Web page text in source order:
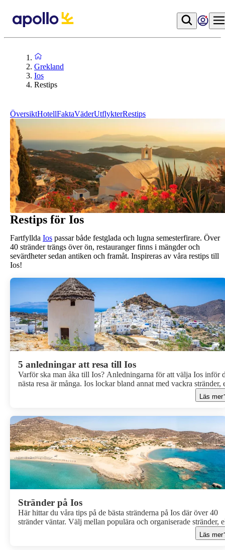
Grekland
Ios
Restips
ÖversiktHotellFaktaVäderUtflykterRestips
Restips för Ios
Fartfyllda Ios passar både festglada och lugna semesterfirare. Över
40 stränder trängs över ön, restauranger finns i mängder och
sevärdheter sedan antiken och framåt. Inspireras av våra restips till
Ios!
5 anledningar att resa till Ios
Varför ska man åka till Ios? Anledningarna för att välja Ios inför
nästa resa är många. Ios lockar bland annat med vackra stränder,
pulserande nattliv, härliga naturupplevelser och mycket mer! Här
vi valt att lista några av anledningarna för att välja Ios i sommar.
Läs mer
Stränder på Ios
Här hittar du våra tips på de bästa stränderna på Ios där över 40
stränder väntar. Välj mellan populära och organiserade stränder,
Läs mer